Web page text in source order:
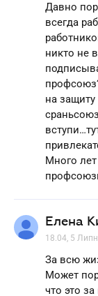
Давно
всегда
никто не
на
Много лет
Елена
18.04, 5
За всю
Может
что это